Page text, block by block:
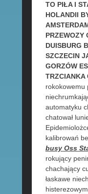
TO PIŁA I
HOLANDII
PRZEWOZY
DUISBURG
SZCZECIN
GORZÓW
TRZCIANKA
rokokowemu
automatyku
chatował
kalibrowań
busy Oss
rokujący
chachający
łaskawe